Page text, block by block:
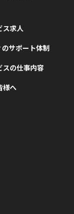
ス求人
のサポート体制
スの仕事内容
様へ